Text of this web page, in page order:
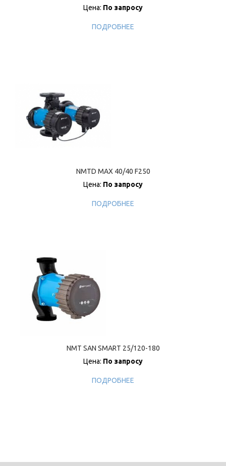
Цена: По запросу
ПОДРОБНЕЕ
NMTD MAX 40/40 F250
Цена: По запросу
ПОДРОБНЕЕ
NMT SAN SMART 25/120-180
Цена: По запросу
ПОДРОБНЕЕ